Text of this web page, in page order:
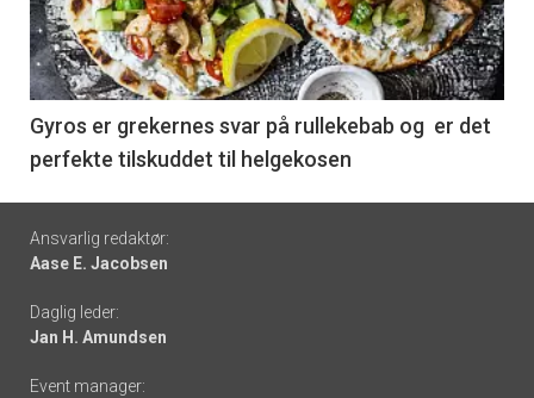
nå
-
6
Gyros er grekernes svar på rullekebab og er det
perfekte tilskuddet til helgekosen
Footer
-
links
Ansvarlig redaktør:
Aase E. Jacobsen
Daglig leder:
Jan H. Amundsen
Event manager: